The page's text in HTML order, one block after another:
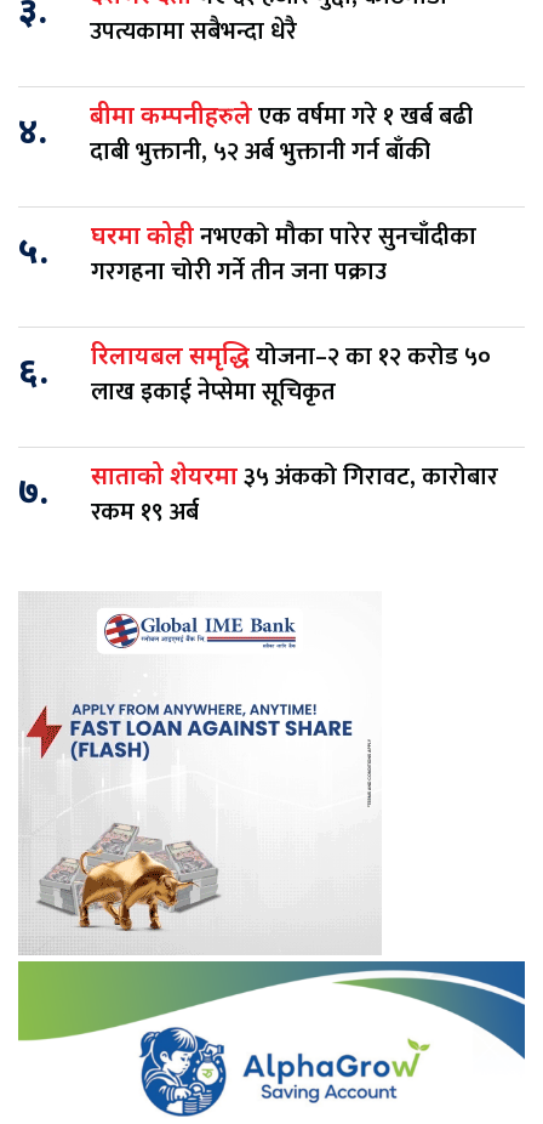
३.
उपत्यकामा सबैभन्दा धेरै
४. बीमा कम्पनीहरुलेएक वर्षमा गरे १ खर्ब बढी
दाबी भुक्तानी, ५२ अर्ब भुक्तानी गर्न बाँकी
५. घरमा कोहीनभएको मौका पारेर सुनचाँदीका
गरगहना चोरी गर्ने तीन जना पक्राउ
६. रिलायबल समृद्धियोजना–२ का १२ करोड ५०
लाख इकाई नेप्सेमा सूचिकृत
७. साताको शेयरमा३५ अंकको गिरावट, कारोबार
रकम १९ अर्ब